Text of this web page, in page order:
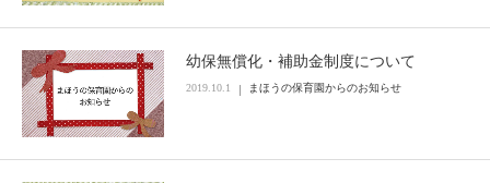
幼保無償化・補助金制度について
2019.10.1 まほうの保育園からのお知らせ